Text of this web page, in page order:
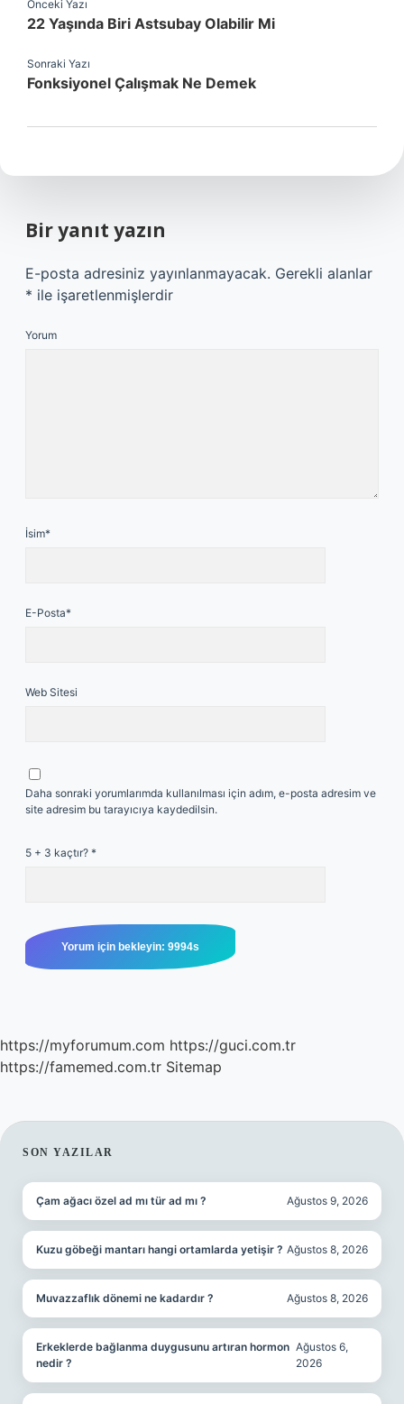
Önceki Yazı
22 Yaşında Biri Astsubay Olabilir Mi
Sonraki Yazı
Fonksiyonel Çalışmak Ne Demek
Bir yanıt yazın
E-posta adresiniz yayınlanmayacak. Gerekli alanlar
* ile işaretlenmişlerdir
Yorum
İsim*
E-Posta*
Web Sitesi
Daha sonraki yorumlarımda kullanılması için adım, e-posta adresim ve
site adresim bu tarayıcıya kaydedilsin.
5 + 3 kaçtır? *
https://myforumum.com https://guci.com.tr
https://famemed.com.tr Sitemap
SIDEBAR
SON YAZILAR
Çam ağacı özel ad mı tür ad mı ? Ağustos 9, 2026
Kuzu göbeği mantarı hangi ortamlarda yetişir ? Ağustos 8, 2026
Muvazzaflık dönemi ne kadardır ? Ağustos 8, 2026
Erkeklerde bağlanma duygusunu artıran hormon
nedir ?
Ağustos 6,
2026